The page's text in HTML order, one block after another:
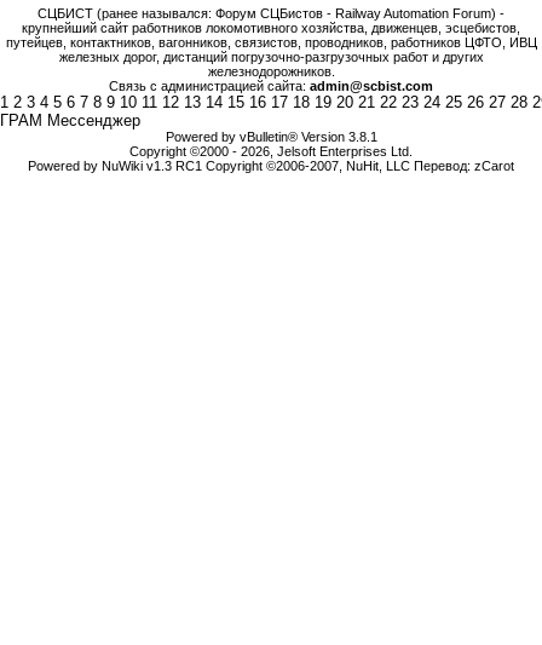
СЦБИСТ (ранее назывался: Форум СЦБистов - Railway Automation Forum) -
крупнейший сайт работников локомотивного хозяйства, движенцев, эсцебистов,
путейцев, контактников, вагонников, связистов, проводников, работников ЦФТО, ИВЦ
железных дорог, дистанций погрузочно-разгрузочных работ и других
железнодорожников.
Связь с администрацией сайта: admin@scbist.com
1 2 3 4 5 6 7 8 9 10 11 12 13 14 15 16 17 18 19 20 21 22 23 24 25 26 27 28
ГРАМ Мессенджер
Powered by vBulletin® Version 3.8.1
Copyright ©2000 - 2026, Jelsoft Enterprises Ltd.
Powered by NuWiki v1.3 RC1 Copyright ©2006-2007, NuHit, LLC Перевод: zCarot